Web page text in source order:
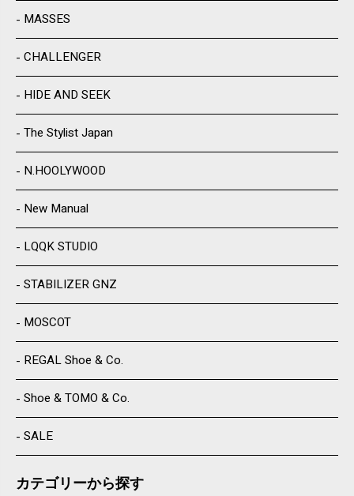
MASSES
CHALLENGER
HIDE AND SEEK
The Stylist Japan
N.HOOLYWOOD
New Manual
LQQK STUDIO
STABILIZER GNZ
MOSCOT
REGAL Shoe & Co.
Shoe & TOMO & Co.
SALE
カテゴリーから探す